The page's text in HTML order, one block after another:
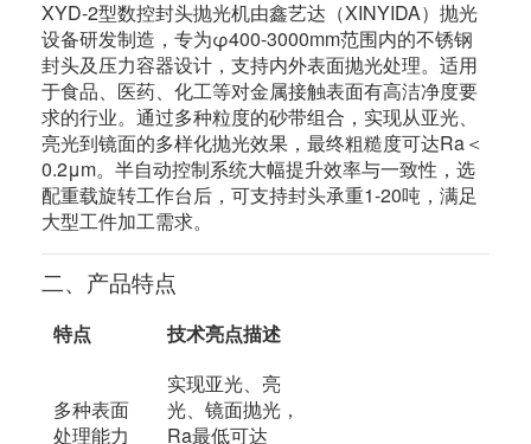
XYD-2型数控封头抛光机由鑫艺达（XINYIDA）抛光
设备研发制造，专为φ400-3000mm范围内的不锈钢
封头及压力容器设计，支持内外表面抛光处理。适用
于食品、医药、化工等对金属接触表面有高洁净度要
求的行业。通过多种粒度的砂带组合，实现从亚光、
亮光到镜面的多样化抛光效果，最终粗糙度可达Ra＜
0.2μm。半自动控制系统大幅提升效率与一致性，选
配重载旋转工作台后，可支持封头承重1-20吨，满足
大型工件加工需求。
二、产品特点
特点 技术亮点描述
多种表面
处理能力
实现亚光、亮
光、镜面抛光，
Ra最低可达